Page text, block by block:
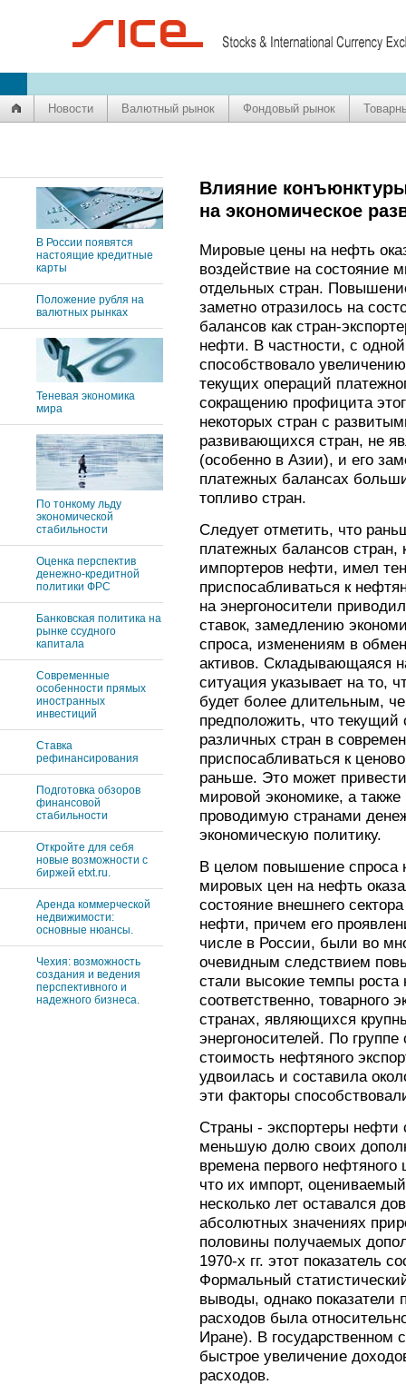
Новости Валютный рынок Фондовый рынок
В России появятся
настоящие кредитные
карты
Положение рубля на
валютных рынках
Теневая экономика
мира
По тонкому льду
экономической
стабильности
Оценка перспектив
денежно-кредитной
политики ФРС
Банковская политика на
рынке ссудного
капитала
Современные
особенности прямых
иностранных
инвестиций
Ставка
рефинансирования
Подготовка обзоров
финансовой
стабильности
Откройте для себя
новые возможности с
биржей etxt.ru.
Аренда коммерческой
недвижимости:
основные нюансы.
Чехия: возможность
создания и ведения
перспективного и
надежного бизнеса.
Влияние
на экономическое
Мировые цены на нефть
воздействие на состояние
отдельных стран.
заметно отразилось на
балансов как стран-
нефти. В частности, с
способствовало
текущих операций
сокращению профицита
некоторых стран с
развивающихся стран, не
(особенно в Азии), и его
платежных балансах
топливо стран.
Следует отметить, что
платежных балансов стран,
импортеров нефти, имел
приспосабливаться к
на энергоносители
ставок, замедлению
спроса, изменениям в
активов. Складывающаяся
ситуация указывает на то,
будет более длительным,
предположить, что текущий
различных стран в
приспосабливаться к
раньше. Это может
мировой экономике, а также
проводимую странами
экономическую политику.
В целом повышение спроса
мировых цен на нефть
состояние внешнего
нефти, причем его
числе в России, были во
очевидным следствием
стали высокие темпы роста
соответственно, товарного
странах, являющихся
энергоносителей. По
стоимость нефтяного
удвоилась и составила
эти факторы
Страны - экспортеры нефти
меньшую долю своих
времена первого
что их импорт,
несколько лет оставался
абсолютных значениях
половины получаемых
1970-х гг. этот показатель
Формальный
выводы, однако показатели
расходов была
Иране). В государственном
быстрое увеличение
расходов.